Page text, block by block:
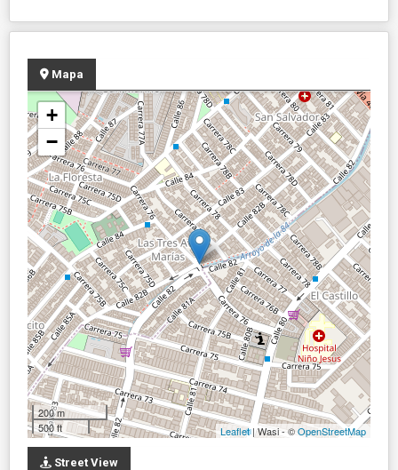
Mapa
+
−
200 m
500 ft
Leaflet| Wasi - ©OpenStreetMap
Street View